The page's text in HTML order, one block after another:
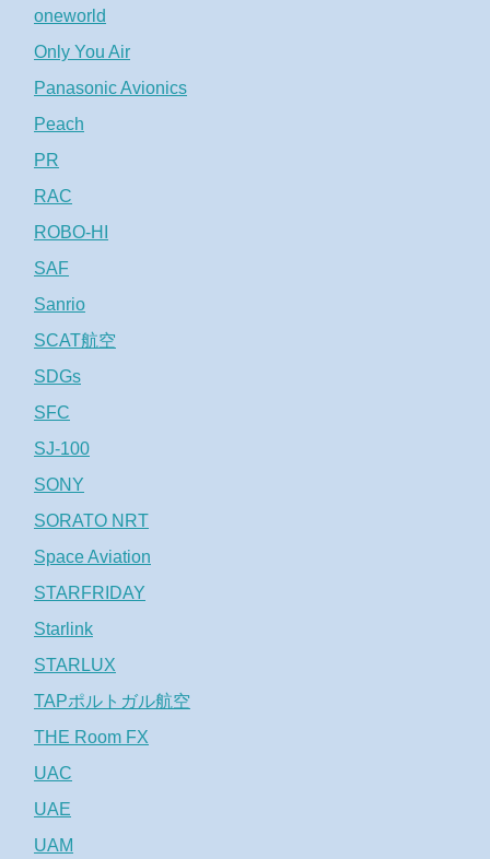
oneworld
Only You Air
Panasonic Avionics
Peach
PR
RAC
ROBO-HI
SAF
Sanrio
SCAT航空
SDGs
SFC
SJ-100
SONY
SORATO NRT
Space Aviation
STARFRIDAY
Starlink
STARLUX
TAPポルトガル航空
THE Room FX
UAC
UAE
UAM